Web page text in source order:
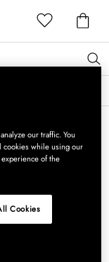
our traffic. You
cookies while using our
of the
Cookies